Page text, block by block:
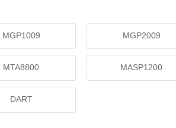
MGP1009 MGP2009
MTA8800 MASP1200
DART